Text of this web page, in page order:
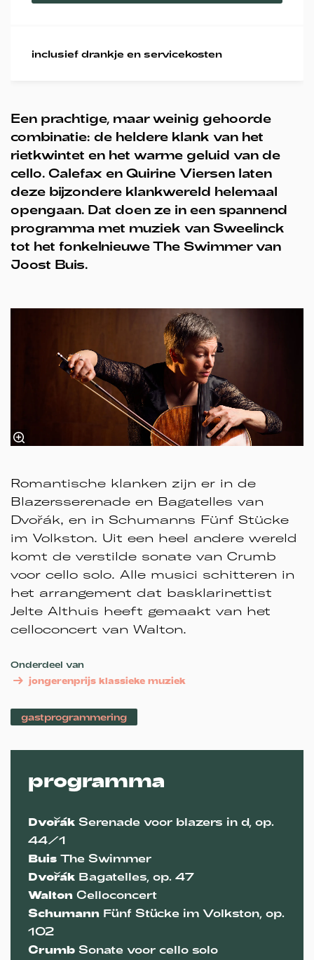
inclusief drankje en servicekosten
Een prachtige, maar weinig gehoorde
combinatie: de heldere klank van het
rietkwintet en het warme geluid van de
cello. Calefax en Quirine Viersen laten
deze bijzondere klankwereld helemaal
opengaan. Dat doen ze in een spannend
programma met muziek van Sweelinck
tot het fonkelnieuwe The Swimmer van
Joost Buis.
Romantische klanken zijn er in de
Blazersserenade en Bagatelles van
Dvořák, en in Schumanns Fünf Stücke
im Volkston. Uit een heel andere wereld
komt de verstilde sonate van Crumb
voor cello solo. Alle musici schitteren in
het arrangement dat basklarinettist
Jelte Althuis heeft gemaakt van het
celloconcert van Walton.
Onderdeel van
jongerenprijs klassieke muziek
gastprogrammering
programma
Dvořák Serenade voor blazers in d, op.
44/1
Buis The Swimmer
Dvořák Bagatelles, op. 47
Walton Celloconcert
Schumann Fünf Stücke im Volkston, op.
102
Crumb Sonate voor cello solo